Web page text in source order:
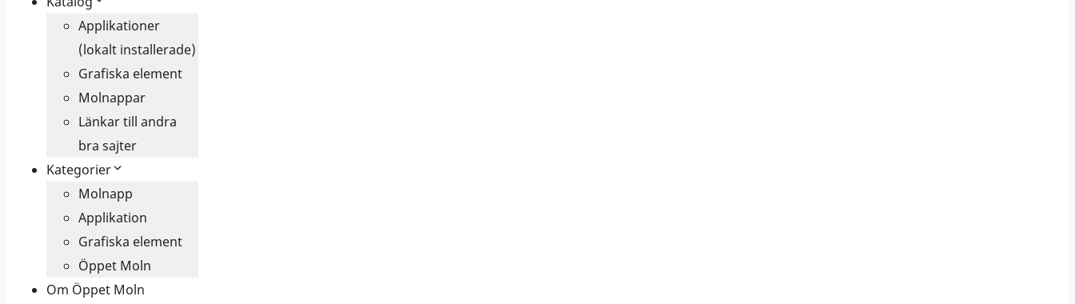
Applikationer
(lokalt installerade)
Grafiska element
Molnappar
Länkar till andra
bra sajter
Kategorier
Molnapp
Applikation
Grafiska element
Öppet Moln
Om Öppet Moln